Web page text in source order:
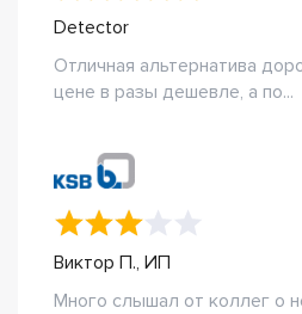
Detector
Отличная альтернатива
цене в разы дешевле, а по...
Виктор П., ИП
Много слышал от коллег о